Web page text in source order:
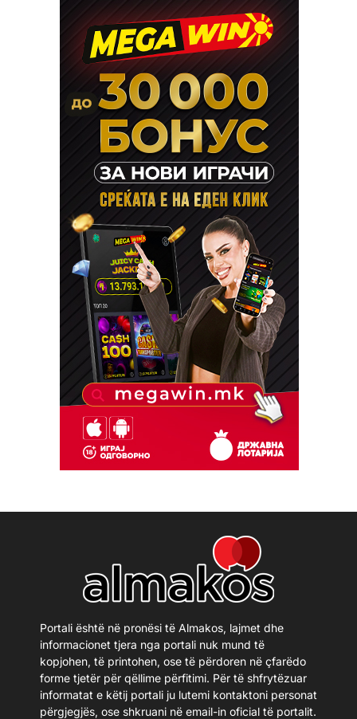
Portali është në pronësi të Almakos, lajmet dhe
informacionet tjera nga portali nuk mund të
kopjohen, të printohen, ose të përdoren në çfarëdo
forme tjetër për qëllime përfitimi. Për të shfrytëzuar
informatat e këtij portali ju lutemi kontaktoni personat
përgjegjës, ose shkruani në email-in oficial të portalit.